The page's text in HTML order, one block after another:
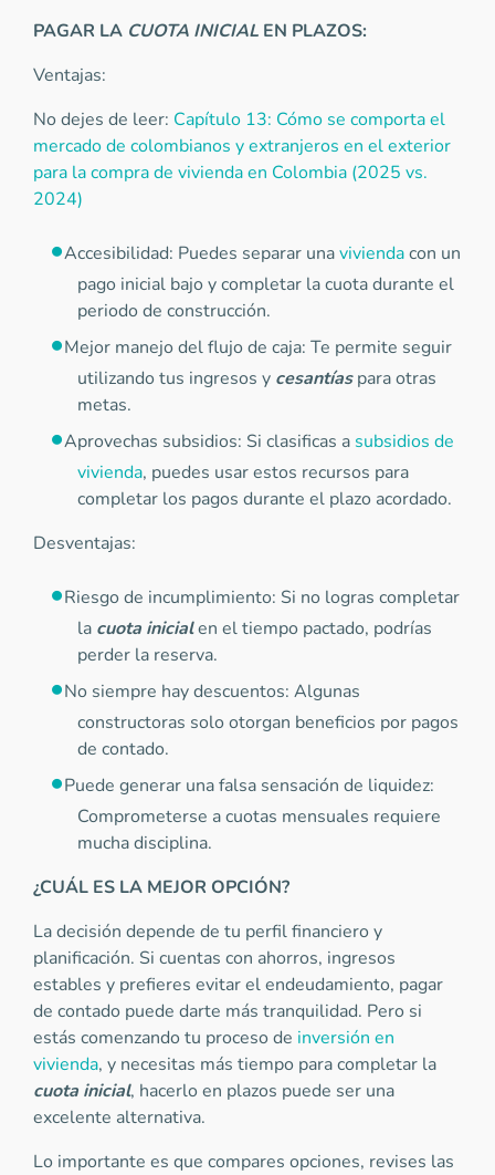
PAGAR LA CUOTA INICIAL EN PLAZOS:
Ventajas:
No dejes de leer: Capítulo 13: Cómo se comporta el
mercado de colombianos y extranjeros en el exterior
para la compra de vivienda en Colombia (2025 vs.
2024)
Accesibilidad: Puedes separar unaviviendacon un
pago inicial bajo y completar la cuota durante el
periodo de construcción.
Mejor manejo del flujo de caja: Te permite seguir
utilizando tus ingresos y cesantíaspara otras
metas.
Aprovechas subsidios: Si clasificas a subsidios de
vivienda, puedes usar estos recursos para
completar los pagos durante el plazo acordado.
Desventajas:
Riesgo de incumplimiento: Si no logras completar
la cuota inicialen el tiempo pactado, podrías
perder la reserva.
No siempre hay descuentos: Algunas
constructoras solo otorgan beneficios por pagos
de contado.
Puede generar una falsa sensación de liquidez:
Comprometerse a cuotas mensuales requiere
mucha disciplina.
¿CUÁL ES LA MEJOR OPCIÓN?
La decisión depende de tu perfil financiero y
planificación. Si cuentas con ahorros, ingresos
estables y prefieres evitar el endeudamiento, pagar
de contado puede darte más tranquilidad. Pero si
estás comenzando tu proceso de inversión en
vivienda, y necesitas más tiempo para completar la
cuota inicial, hacerlo en plazos puede ser una
excelente alternativa.
Lo importante es que compares opciones, revises las